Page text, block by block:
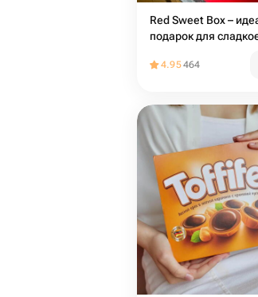
Red Sweet Box –
подарок для
4.95464